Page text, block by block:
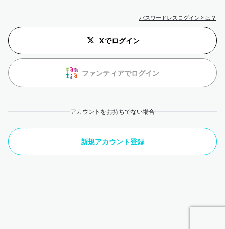
パスワードレスログインとは？
Xでログイン
ファンティアでログイン
アカウントをお持ちでない場合
新規アカウント登録